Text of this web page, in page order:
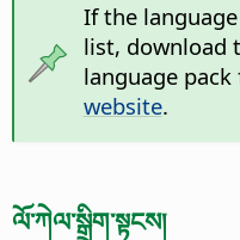
If the
list, download
language
website.
ལོ་ཀེལ་སྒྲིག་སྟངས།